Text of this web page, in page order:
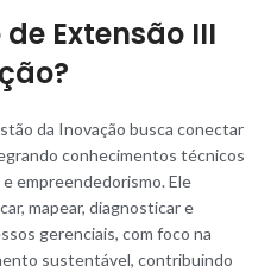
de Extensão III
da Inovação busca conectar
conhecimentos técnicos
empreendedorismo. Ele
mapear, diagnosticar e
gerenciais, com foco na
sustentável, contribuindo